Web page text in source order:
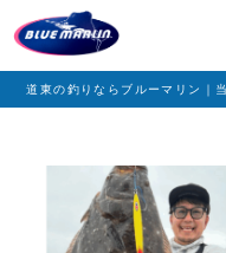
道東の釣りならブルーマリン｜